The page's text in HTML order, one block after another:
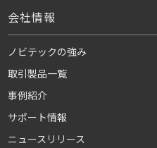
会社情報
ノビテックの強み
取引製品一覧
事例紹介
サポート情報
ニュースリリース